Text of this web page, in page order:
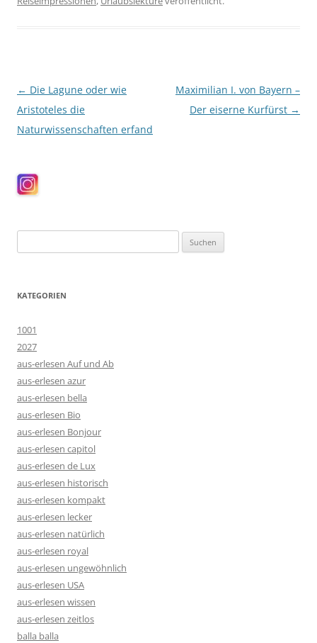
Beitragsnavigation
← Die Lagune oder wie
Aristoteles die
Naturwissenschaften erfand
Maximilian I. von Bayern –
Der eiserne Kurfürst →
nach:
KATEGORIEN
1001
2027
aus-erlesen Auf und Ab
aus-erlesen azur
aus-erlesen bella
aus-erlesen Bio
aus-erlesen Bonjour
aus-erlesen capitol
aus-erlesen de Lux
aus-erlesen historisch
aus-erlesen kompakt
aus-erlesen lecker
aus-erlesen natürlich
aus-erlesen royal
aus-erlesen ungewöhnlich
aus-erlesen USA
aus-erlesen wissen
aus-erlesen zeitlos
balla balla